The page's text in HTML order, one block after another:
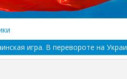
игра. В перевороте на